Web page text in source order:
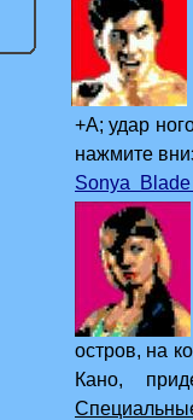
+А; удар
нажмите
Sonya
остров, на
Кано,